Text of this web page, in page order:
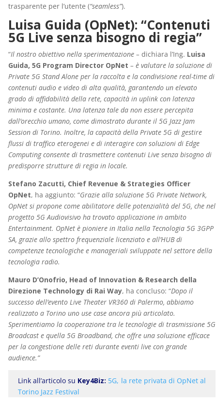
trasparente per l’utente (“seamless”).
Luisa Guida (OpNet): “Contenuti
5G Live senza bisogno di regia”
“Il nostro obiettivo nella sperimentazione – dichiara l’Ing. Luisa
Guida, 5G Program Director OpNet – è valutare la soluzione di
Private 5G Stand Alone per la raccolta e la condivisione real-time di
contenuti audio e video di alta qualità, garantendo un elevato
grado di affidabilità della rete, capacità in uplink con latenza
minima e costante. Una latenza tale da non essere percepita
dall’orecchio umano, come dimostrato durante il 5G Jazz Jam
Session di Torino. Inoltre, la capacità della Private 5G di gestire
flussi di traffico eterogenei e di interagire con soluzioni di Edge
Computing consente di trasmettere contenuti Live senza bisogno di
predisporre strutture di regia in locale.
Stefano Zacutti, Chief Revenue & Strategies Officer
OpNet, ha aggiunto: “Grazie alla soluzione 5G Private Network,
OpNet si propone come abilitatore delle potenzialità del 5G, che nel
progetto 5G Audiovisivo ha trovato applicazione in ambito
Entertainment. OpNet è pioniere in Italia nella Tecnologia 5G 3GPP
SA, grazie allo spettro frequenziale licenziato e all’HUB di
competenze tecnologiche e manageriali sviluppate nel settore della
tecnologia radio.
Mauro D’Onofrio, Head of Innovation & Research della
Direzione Technology di Rai Way, ha concluso: “Dopo il
successo dell’evento Live Theater VR360 di Palermo, abbiamo
realizzato a Torino uno use case ancora più articolato.
Sperimentiamo la cooperazione tra le tecnologie di trasmissione 5G
Broadcast e quella 5G Broadband, che offre una soluzione efficace
per la congestione delle reti durante eventi live con grande
audience.”
Link all’articolo su Key4Biz: 5G, la rete privata di OpNet al
Torino Jazz Festival